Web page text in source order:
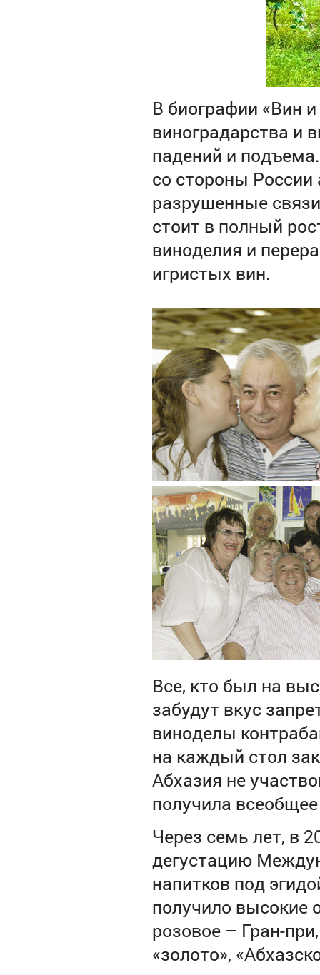
В биографии «Вин
виноградарства и
падений и
со стороны
разрушенные
стоит в полный
виноделия и
игристых вин.
Все, кто был на
забудут вкус
виноделы
на каждый стол
Абхазия не
получила
Через семь лет, в
дегустацию
напитков под
получило высокие
розовое – Гран-
«золото»,